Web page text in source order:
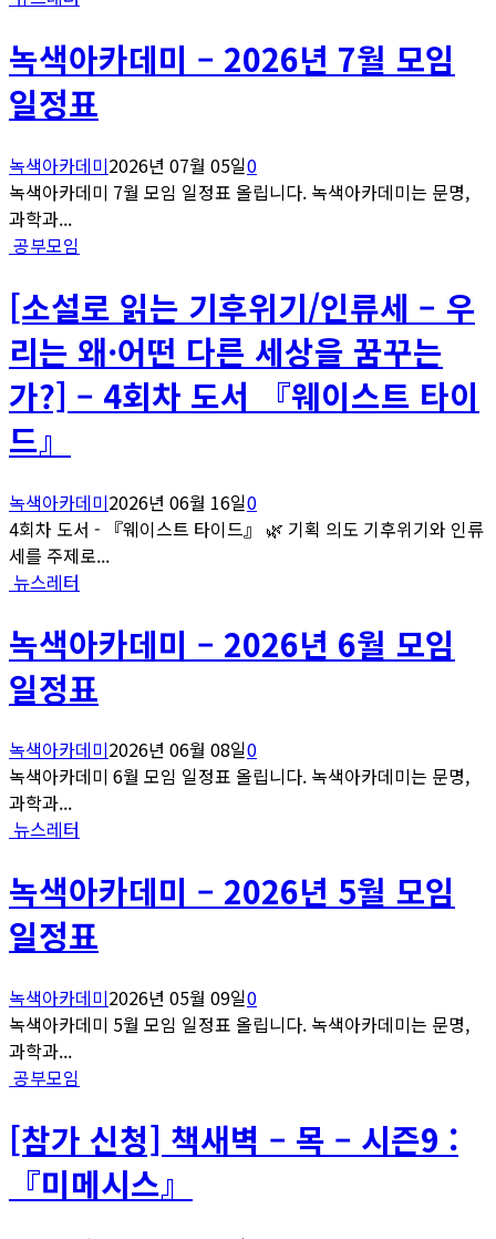
녹색아카데미 – 2026년 7월 모임
일정표
녹색아카데미2026년 07월 05일0
녹색아카데미 7월 모임 일정표 올립니다. 녹색아카데미는 문명,
과학과...
공부모임
[소설로 읽는 기후위기/인류세 – 우
리는 왜·어떤 다른 세상을 꿈꾸는
가?] – 4회차 도서 『웨이스트 타이
드』
녹색아카데미2026년 06월 16일0
4회차 도서 - 『웨이스트 타이드』 🌿 기획 의도 기후위기와 인류
세를 주제로...
뉴스레터
녹색아카데미 – 2026년 6월 모임
일정표
녹색아카데미2026년 06월 08일0
녹색아카데미 6월 모임 일정표 올립니다. 녹색아카데미는 문명,
과학과...
뉴스레터
녹색아카데미 – 2026년 5월 모임
일정표
녹색아카데미2026년 05월 09일0
녹색아카데미 5월 모임 일정표 올립니다. 녹색아카데미는 문명,
과학과...
공부모임
[참가 신청] 책새벽 – 목 – 시즌9 :
『미메시스』